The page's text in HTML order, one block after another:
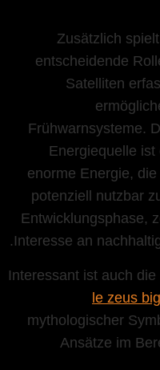
Zusätzlich
entscheidende
Satelliten
Frühwarnsysteme.
Energiequelle
enorme Energie,
potenziell nutzbar
Entwicklungsphase,
Interesse an
Interessant ist auch
le zeus
mythologischer
Ansätze im